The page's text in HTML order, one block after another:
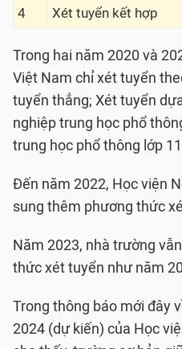
4 Xét tuyển kết hợp
Trong hai năm 2020 và
Việt Nam chỉ xét tuyển
tuyển thẳng; Xét tuyển
nghiệp trung học phổ
trung học phổ thông lớp
Đến năm 2022, Học viện
sung thêm phương thức
Năm 2023, nhà trường
thức xét tuyển như năm
Trong thông báo mới đây
2024 (dự kiến) của Học